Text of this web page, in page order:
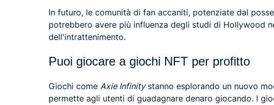
In futuro, le comunità di fan accaniti, potenziate dal
potrebbero avere più influenza degli studi di Hollywood
dell'intrattenimento.
Puoi giocare a giochi NFT per profitto
Giochi come Axie Infinitystanno esplorando un nuovo
permette agli utenti di guadagnare denaro giocando. I